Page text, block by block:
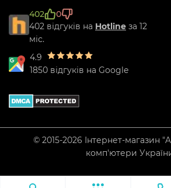
402
0
402 відгуків на Hotline за 12
міс.
4.9
1850 відгуків на Google
© 2015-2026 Інтернет-магазин
комп'ютери